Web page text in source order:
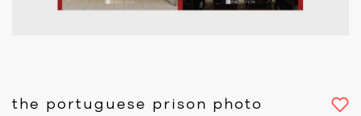
the portuguese prison photo